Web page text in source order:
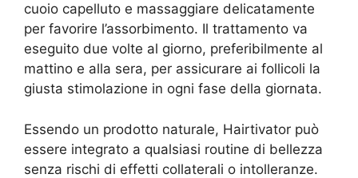
cuoio capelluto e massaggiare delicatamente
per favorire l’assorbimento. Il trattamento va
eseguito due volte al giorno, preferibilmente al
mattino e alla sera, per assicurare ai follicoli la
giusta stimolazione in ogni fase della giornata.
Essendo un prodotto naturale, Hairtivator può
essere integrato a qualsiasi routine di bellezza
senza rischi di effetti collaterali o intolleranze.